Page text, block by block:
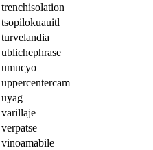
trenchisolation
tsopilokuauitl
turvelandia
ublichephrase
umucyo
uppercentercam
uyag
varillaje
verpatse
vinoamabile